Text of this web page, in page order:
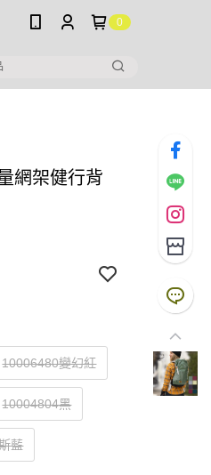
0
網架健行背
10006480變幻紅
10004804黑
藍